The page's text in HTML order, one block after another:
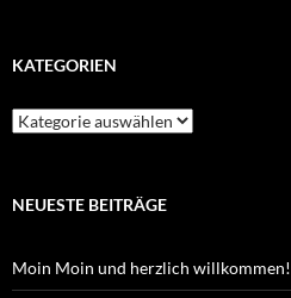
KATEGORIEN
Kategorien
NEUESTE BEITRÄGE
Moin Moin und herzlich willkommen!